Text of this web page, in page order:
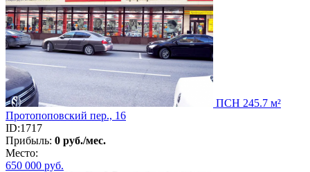
ПСН 245.7 м²
Протопоповский пер., 16
ID:1717
Прибыль: 0 руб./мес.
Место:
650 000 руб.